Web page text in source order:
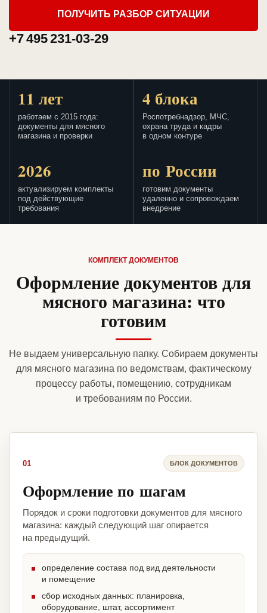
ПОЛУЧИТЬ РАЗБОР СИТУАЦИИ
+7 495 231-03-29
11 лет
работаем с 2015 года:
документы для мясного
магазина и проверки
4 блока
Роспотребнадзор, МЧС,
охрана труда и кадры
в одном контуре
2026
актуализируем комплекты
под действующие
требования
по России
готовим документы
удаленно и сопровождаем
внедрение
КОМПЛЕКТ ДОКУМЕНТОВ
Оформление документов для
мясного магазина: что
готовим
Не выдаем универсальную папку. Собираем документы
для мясного магазина по ведомствам, фактическому
процессу работы, помещению, сотрудникам
и требованиям по России.
01 БЛОК ДОКУМЕНТОВ
Оформление по шагам
Порядок и сроки подготовки документов для мясного
магазина: каждый следующий шаг опирается
на предыдущий.
определение состава под вид деятельности
и помещение
сбор исходных данных: планировка,
оборудование, штат, ассортимент